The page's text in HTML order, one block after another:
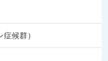
候群）